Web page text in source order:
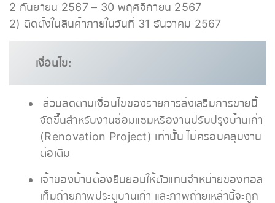
2 กันยายน 2567 – 30 พฤศจิกายน 2567
2) ติดตั้งในสินค้าภายในวันที่ 31 ธันวาคม 2567
เงื่อนไข:
ส่วนลดตามเงื่อนไขของรายการส่งเสริมการขายนี้
จัดขึ้นสำหรับงานซ่อมแซมหรืองานปรับปรุงบ้านเก่า
(Renovation Project) เท่านั้น ไม่ครอบคลุมงาน
ต่อเติม
เจ้าของบ้านต้องยินยอมให้ตัวแทนจำหน่ายของทอส
เท็มถ่ายภาพประตูบานเก่า และภาพถ่ายเหล่านี้จะถูก